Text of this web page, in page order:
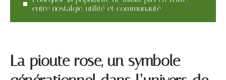
entre nostalgie, utilité et communauté
La pioute rose, un symbole